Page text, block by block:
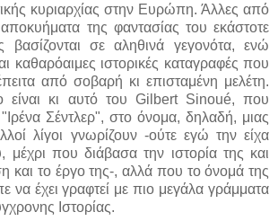
κυριαρχίας στην Ευρώπη. Άλλες από
της φαντασίας του εκάστοτε
βασίζονται σε αληθινά γεγονότα, ενώ
καθαρόαιμες ιστορικές καταγραφές που
από σοβαρή κι επισταμένη μελέτη.
είναι κι αυτό του Gilbert Sinoué, που
"Ιρένα Σέντλερ", στο όνομα, δηλαδή, μιας
λίγοι γνωρίζουν -ούτε εγώ την είχα
μέχρι που διάβασα την ιστορία της και
και το έργο της-, αλλά που το όνομά της
να έχει γραφτεί με πιο μεγάλα γράμματα
Ιστορίας.